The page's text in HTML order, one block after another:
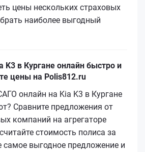
цены нескольких страховых
наиболее выгодный
K3 в Кургане онлайн быстро и
цены на Polis812.ru
онлайн на Kia K3 в Кургане
Сравните предложения от
компаний на агрегаторе
стоимость полиса за
самое выгодное предложение и